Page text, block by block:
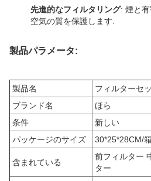
先進的なフィルタリング: 煙と
空気の質を保護します.
製品パラメータ:
製品名
フィルターセ
ブランド名
ほら
条件
新しい
パッケージのサイズ
30*25*28CM/
含まれている
前フィルター
ター